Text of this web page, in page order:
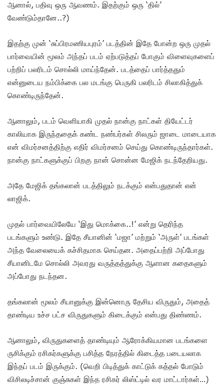
ஆனால், பதிவு ஒரு ஆவணம். இதற்கும் ஒரு ‘தில்’
வேண்டும்தானே..?)
இதற்கு முன் ‘சுப்பிரமணியபுரம்’ படத்தின் இதே போன்ற ஒரு முதல்
பார்வையின் மூலம் அந்தப் படம் ஏற்படுத்தப் போகும் விளைவுகளைப்
பற்றிப் பலரிடம் சொல்லி மாய்ந்தேன். படத்தைப் பார்த்ததும்
என்னுடைய நம்பிக்கை பல மடங்கு பெருகி பலரிடம் சிலாகித்துக்
கொண்டிருந்தேன்.
ஆனாலும், படம் வெளியாகி முதல் நான்கு நாட்கள் தியேட்டர்
காலியாக இருந்ததைக் கண்ட நண்பர்கள் சிலரும் ஜாடை மாடையாக
என் விமர்சனத்திற்கு எதிர் விமர்சனம் செய்து கொண்டிருந்தார்கள்.
நான்கு நாட்களுக்குப் பிறகு நான் சொன்ன மேஜிக் நடந்தேறியது.
அதே மேஜிக் தங்கலான் படத்திலும் நடக்கும் என்பதுதான் என்
லாஜிக்.
முதல் பார்வையிலேயே ‘இது மொக்கை..!’ என்று தெரிந்த
படங்களும் உண்டு. இதே சீயானின் ‘மஜா’ மற்றும் ‘அருள்’ படங்கள்
அந்த வேலையைக் கச்சிதமாக செய்தன. அதைப்பற்றி அப்போது
சீயானிடமே சொல்லி அவரது வருத்தத்துக்கு ஆளான கதைகளும்
அப்போது நடந்தன.
தங்கலான் மூலம் சீயானுக்கு இன்னொரு தேசிய விருதும், அதைத்
தாண்டிய உச்ச பட்ச விருதுகளும் கிடைக்கும் என்பது திண்ணம்.
ஆனாலும், விருதுகளைத் தாண்டியும் ஆரோக்கியமான படங்களை
ருசிக்கும் ரசிகர்களுக்கு பசித்த நேரத்தில் கிடைத்த படையலாக
இந்தப் படம் இருக்கும். (வெறி பிடித்துக் காட்டுக் கத்தல் போடும்
விசிலடிச்சான் குஞ்சுகள் இந்த ரசிகர் லிஸ்ட்டில் வர மாட்டார்கள்…)